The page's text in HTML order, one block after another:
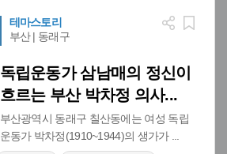
테마스토리
부산 | 동래구
독립운동가 삼남매의 정신이
흐르는 부산 박차정 의사...
부산광역시 동래구 칠산동에는 여성 독립
운동가 박차정(1910~1944)의 생가가